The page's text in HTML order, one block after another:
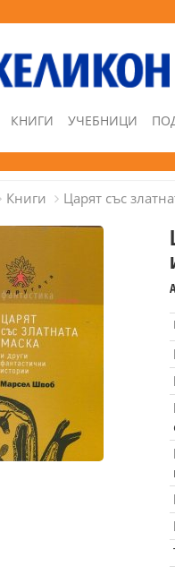
КНИГИ УЧЕБНИЦИ
Книги Царят със